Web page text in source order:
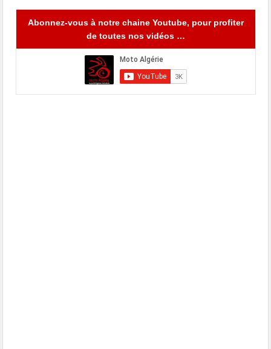
Abonnez-vous à notre chaine Youtube, pour profiter
de toutes nos vidéos …